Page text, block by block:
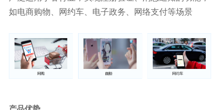
如电商购物、网约车、电子政务、网络支付等场景